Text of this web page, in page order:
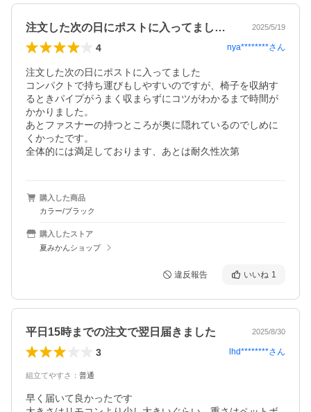
注文した次の日にポストに入ってましたコ… 2025/5/19
4 nya********さん
注文した次の日にポストに入ってました
コンパクトで持ち運びもしやすいのですが、椅子を収納す
るときパイプがうまく収まらずにコツがわかるまで時間が
かかりました。
あとファスナーの持つところが奥に隠れているのでしめに
くかったです。
全体的には満足しております、あとは耐久性次第
購入した商品
カラー/ブラック
購入したストア
夏みかんショップ
違反報告 いいね 1
平日15時までの注文で翌日届きました 2025/8/30
3 lhd********さん
組立てやすさ ： 普通
早く届いて良かったです